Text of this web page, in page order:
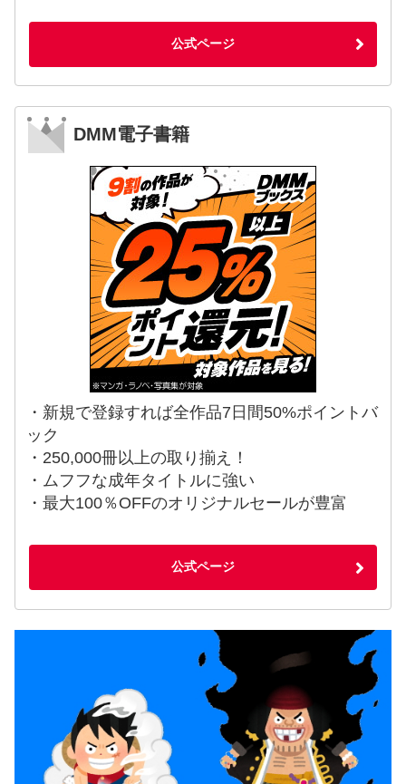
公式ページ
DMM電子書籍
・新規で登録すれば全作品7日間50%ポイントバ
ック
・250,000冊以上の取り揃え！
・ムフフな成年タイトルに強い
・最大100％OFFのオリジナルセールが豊富
公式ページ